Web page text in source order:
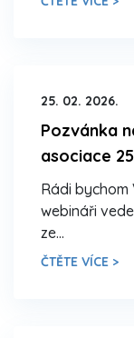
25. 02. 2026.
Pozvánka
asociace
Rádi
webináři
ze…
ČTĚTE VÍCE >